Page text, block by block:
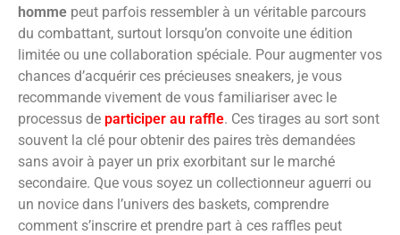
homme peut parfois ressembler à un véritable parcours
du combattant, surtout lorsqu’on convoite une édition
limitée ou une collaboration spéciale. Pour augmenter vos
chances d’acquérir ces précieuses sneakers, je vous
recommande vivement de vous familiariser avec le
processus de participer au raffle. Ces tirages au sort sont
souvent la clé pour obtenir des paires très demandées
sans avoir à payer un prix exorbitant sur le marché
secondaire. Que vous soyez un collectionneur aguerri ou
un novice dans l’univers des baskets, comprendre
comment s’inscrire et prendre part à ces raffles peut